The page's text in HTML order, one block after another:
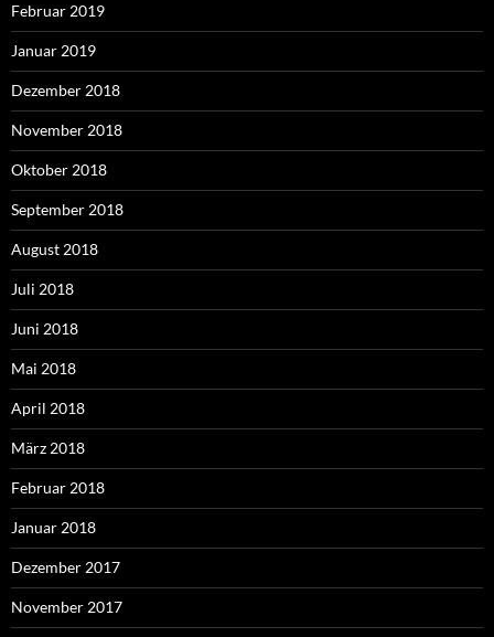
Februar 2019
Januar 2019
Dezember 2018
November 2018
Oktober 2018
September 2018
August 2018
Juli 2018
Juni 2018
Mai 2018
April 2018
März 2018
Februar 2018
Januar 2018
Dezember 2017
November 2017